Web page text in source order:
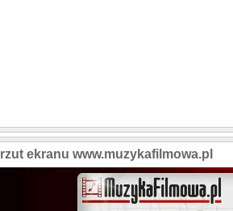
ekranu www.muzykafilmowa.pl